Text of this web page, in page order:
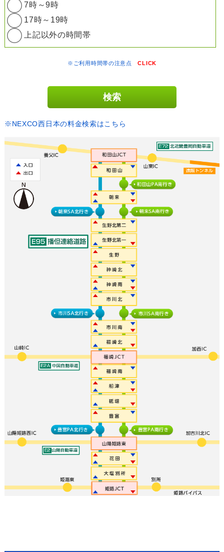
7時～9時
17時～19時
上記以外の時間帯
※ご利用時間帯の注意点CLICK
※NEXCO西日本の料金検索はこちら